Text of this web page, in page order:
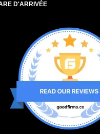
D'ARRIVÉE